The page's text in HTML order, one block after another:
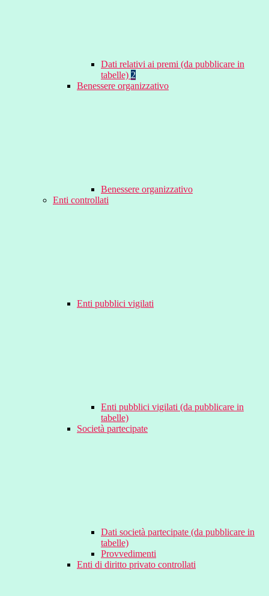
Dati relativi ai premi (da pubblicare in
tabelle) 2
Benessere organizzativo
Benessere organizzativo
Enti controllati
Enti pubblici vigilati
Enti pubblici vigilati (da pubblicare in
tabelle)
Società partecipate
Dati società partecipate (da pubblicare in
tabelle)
Provvedimenti
Enti di diritto privato controllati